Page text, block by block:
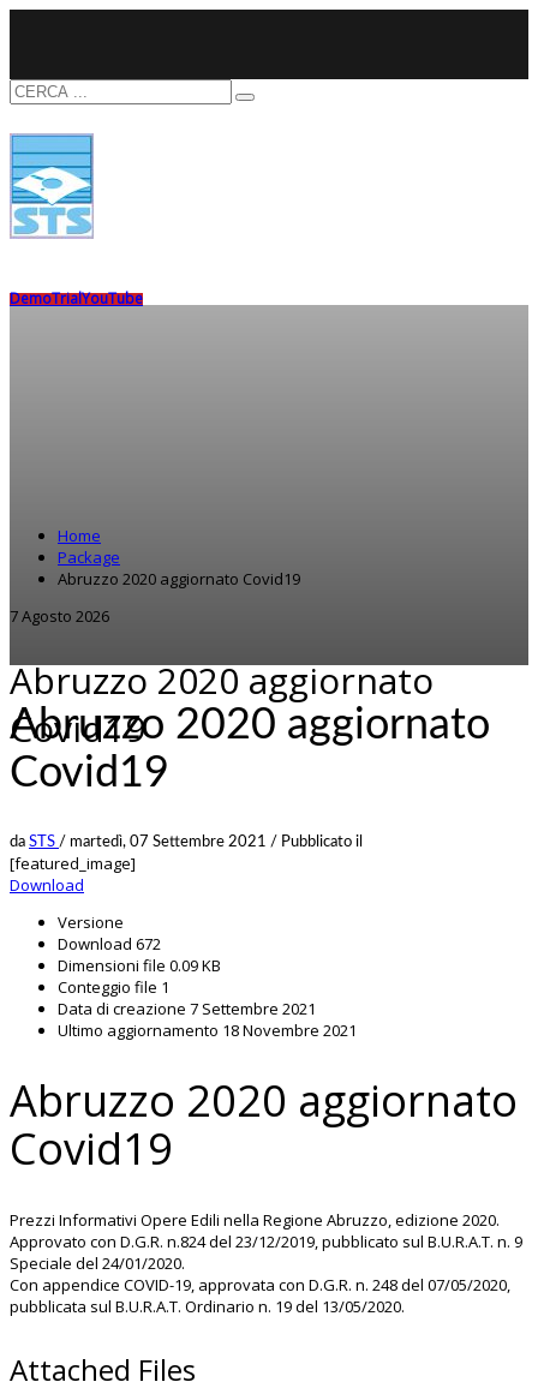
DemoTrialYouTube
Home
Package
Abruzzo 2020 aggiornato Covid19
7 Agosto 2026
Abruzzo 2020 aggiornato
Covid19
Abruzzo 2020 aggiornato
Covid19
da STS / martedì, 07 Settembre 2021 / Pubblicato il
[featured_image]
Download
Versione
Download 672
Dimensioni file 0.09 KB
Conteggio file 1
Data di creazione 7 Settembre 2021
Ultimo aggiornamento 18 Novembre 2021
Abruzzo 2020 aggiornato
Covid19
Prezzi Informativi Opere Edili nella Regione Abruzzo, edizione 2020.
Approvato con D.G.R. n.824 del 23/12/2019, pubblicato sul B.U.R.A.T. n. 9
Speciale del 24/01/2020.
Con appendice COVID-19, approvata con D.G.R. n. 248 del 07/05/2020,
pubblicata sul B.U.R.A.T. Ordinario n. 19 del 13/05/2020.
Attached Files